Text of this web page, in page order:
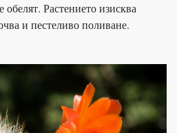
обелят. Растението изисква
и пестеливо поливане.